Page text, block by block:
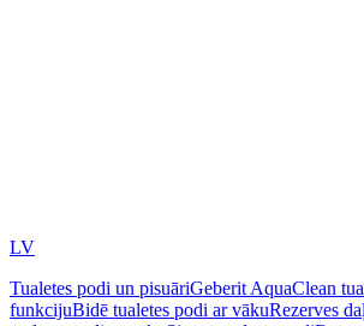
LV
Tualetes podi un pisuāriGeberit AquaClean
funkcijuBidē tualetes podi ar vākuRezerves